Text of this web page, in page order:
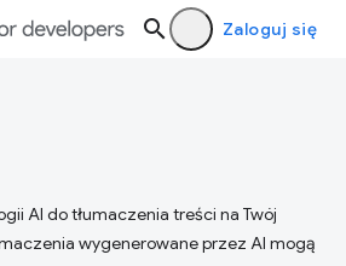
Zaloguj się
AI do tłumaczenia treści na Twój
wygenerowane przez AI mogą